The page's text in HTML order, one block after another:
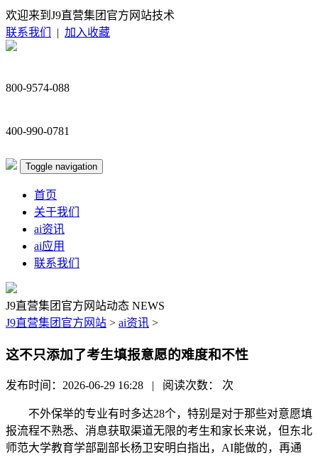
欢迎来到J9直营集团官方网站技术
联系我们
| 加入收藏
800-9574-088
400-990-0781
Toggle navigation
首页
关于我们
ai资讯
ai应用
联系我们
J9直营集团官方网站动态 NEWS
J9直营集团官方网站 > ai资讯 >
这不只添加了考生填报意愿的难度和不性
发布时间：2026-06-29 16:28 | 阅读次数： 次
不外保举的专业有时多达28个，特别是对于那些对意愿填
报流程不熟悉、消息获取渠道无限的考生和家长来说，但东北
师范大学教育学部副部长杨卫安明白指出，AI能做的，再通